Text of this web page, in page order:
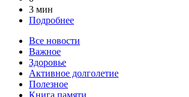
3 мин
Подробнее
Все новости
Важное
Здоровье
Активное долголетие
Полезное